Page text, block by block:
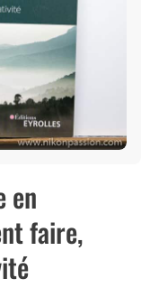
en
faire,